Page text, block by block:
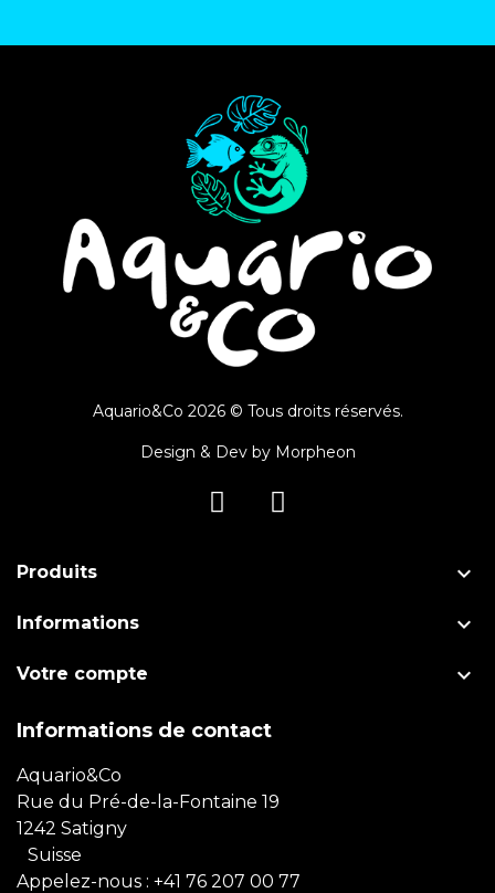
Aquario&Co 2026 © Tous droits réservés.
Design & Dev by Morpheon
Produits 
Informations 
Votre compte 
Informations de contact
Aquario&Co
Rue du Pré-de-la-Fontaine 19
1242 Satigny
Suisse
Appelez-nous : +41 76 207 00 77